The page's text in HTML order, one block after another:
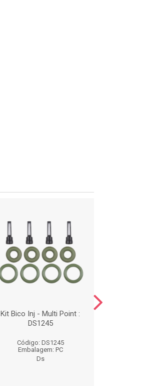
Kit Bico Inj - Multi Point :
DS1245
Código: DS1245
Embalagem: PC
Ds